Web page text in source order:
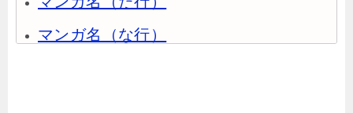
マンガ名（な行）